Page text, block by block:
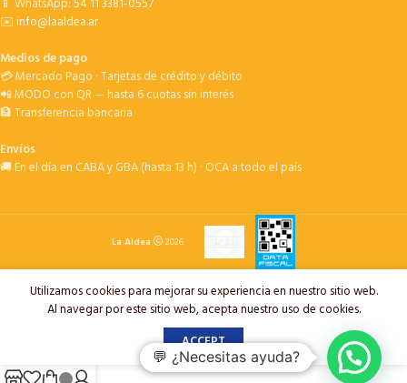
📱 WhatsApp:54 11 3381-0557
✉️info@laaldea.ar
Medios de pago
💳 Mercado Pago · Tarjetas de crédito y débito
📲 MODO con QR — hasta 6 cuotas sin interés
🏦 Transferencia bancaria
Envíos
🚚 En el día en CABA y GBA (hasta 13 h) · OCA a todo el país
La Aldea 2026
Utilizamos cookies para mejorar su experiencia en nuestro sitio web.
Al navegar por este sitio web, acepta nuestro uso de cookies.
ACCEPT
💬 ¿Necesitas ayuda?